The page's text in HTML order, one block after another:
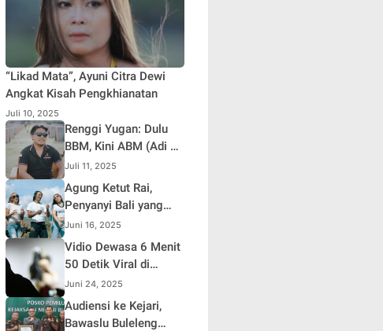
“Likad Mata”, Ayuni Citra Dewi
Angkat Kisah Pengkhianatan
Juli 10, 2025
Renggi Yugan: Dulu
BBM, Kini ABM (Adi Be
Mesanding)
Juli 11, 2025
Agung Ketut Rai,
Penyanyi Bali yang
Viral Lewat Lagu
"Timpal Sirep"
Juni 16, 2025
Vidio Dewasa 6 Menit
50 Detik Viral di
Sosmed ,Polisi
Lakukan Penelusuran
Juni 24, 2025
Audiensi ke Kejari,
Bawaslu Buleleng